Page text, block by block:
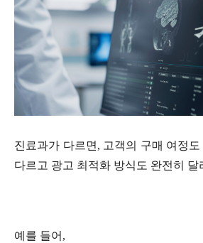
진료과가 다르면, 고객의 구매 여정
다르고 광고 최적화 방식도 완전히 달
예를 들어,